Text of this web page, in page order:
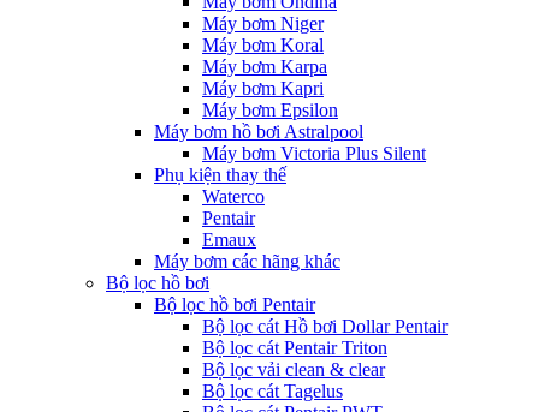
Máy bơm Niger
Máy bơm Koral
Máy bơm Karpa
Máy bơm Kapri
Máy bơm Epsilon
Máy bơm hồ bơi Astralpool
Máy bơm Victoria Plus Silent
Phụ kiện thay thế
Waterco
Pentair
Emaux
Máy bơm các hãng khác
Bộ lọc hồ bơi
Bộ lọc hồ bơi Pentair
Bộ lọc cát Hồ bơi Dollar Pentair
Bộ lọc cát Pentair Triton
Bộ lọc vải clean & clear
Bộ lọc cát Tagelus